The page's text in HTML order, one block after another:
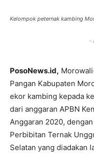
Kelompok peternak kambing
-
PosoNews.id,
Pangan Kabupaten
ekor kambing kepada
dari anggaran APBN
Anggaran 2020,
Perbibitan Ternak
Selatan yang diadakan